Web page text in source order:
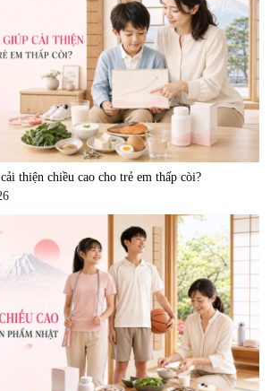
1.570.000 đ
thiện chiều cao cho trẻ em thấp còi?